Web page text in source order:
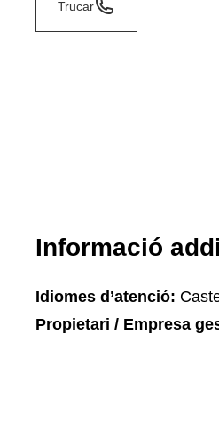
Trucar
Informació
Idiomes d’atenció:
Propietari / Empresa